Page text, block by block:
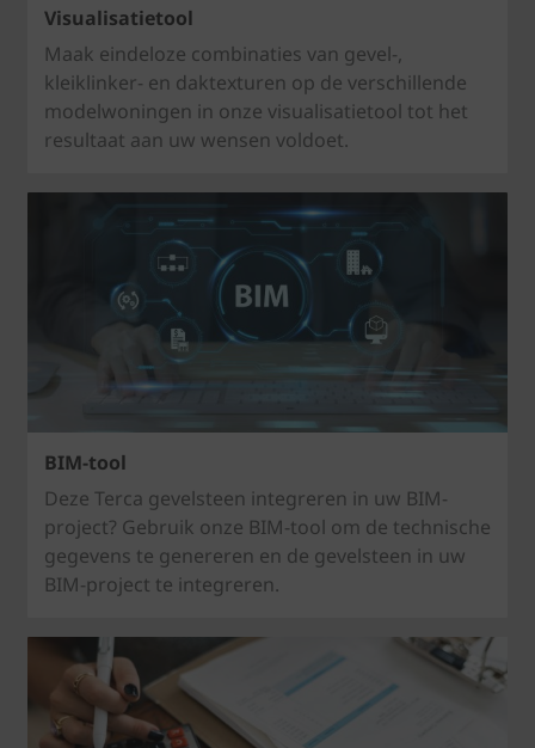
Visualisatietool
Maak eindeloze combinaties van gevel-,
kleiklinker- en daktexturen op de verschillende
modelwoningen in onze visualisatietool tot het
resultaat aan uw wensen voldoet.
BIM-tool
Deze Terca gevelsteen integreren in uw BIM-
project? Gebruik onze BIM-tool om de technische
gegevens te genereren en de gevelsteen in uw
BIM-project te integreren.